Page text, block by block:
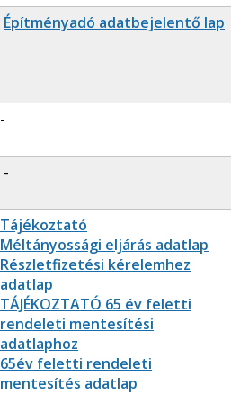
Építményadó adatbejelentő lap
-
-
Tájékoztató
Méltányossági eljárás adatlap
Részletfizetési kérelemhez
adatlap
TÁJÉKOZTATÓ 65 év feletti
rendeleti mentesítési
adatlaphoz
65év feletti rendeleti
mentesítés adatlap